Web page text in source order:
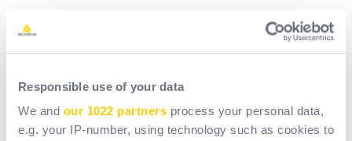
Responsible use of your data
We and our 1022 partners process your personal data,
e.g. your IP-number, using technology such as cookies to